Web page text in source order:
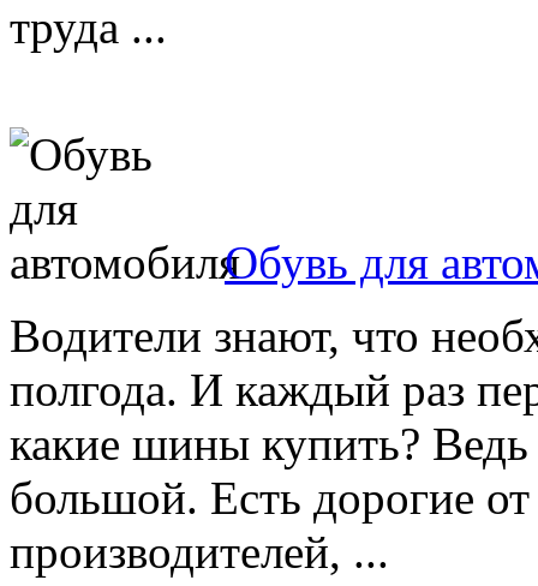
труда ...
Обувь для
Водители знают, что
полгода. И каждый раз
какие шины купить?
большой. Есть дорогие
производителей, ...